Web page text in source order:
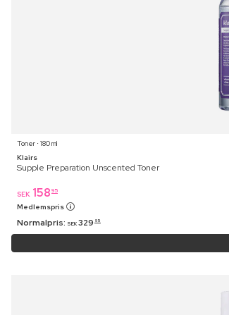
Toner ⋅ 180 ml
Klairs
Supple Preparation Unscented Toner
SEK 158 95
Medlemspris
Normalpris: SEK 329 95